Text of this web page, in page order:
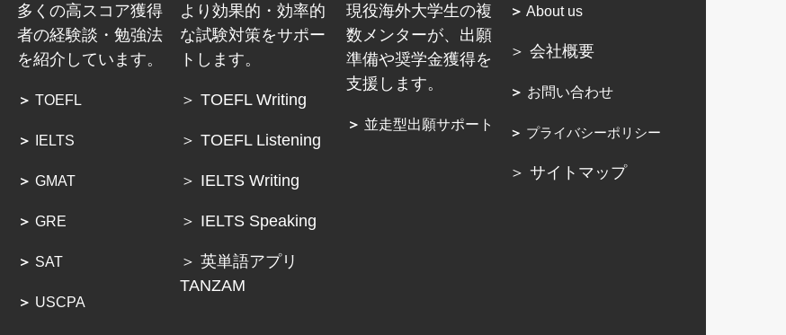
多くの高スコア獲得
者の経験談・勉強法
を紹介しています。
＞ TOEFL
＞ IELTS
＞ GMAT
＞ GRE
＞ SAT
＞ USCPA
より効果的・効率的
な試験対策をサポー
トします。
＞ TOEFL Writing
＞ TOEFL Listening
＞ IELTS Writing
＞ IELTS Speaking
＞ 英単語アプリ
TANZAM
現役海外大学生の複
数メンターが、出願
準備や奨学金獲得を
支援します。
＞ 並走型出願サポート
＞ About us
＞ 会社概要
＞ お問い合わせ
＞ プライバシーポリシー
＞ サイトマップ